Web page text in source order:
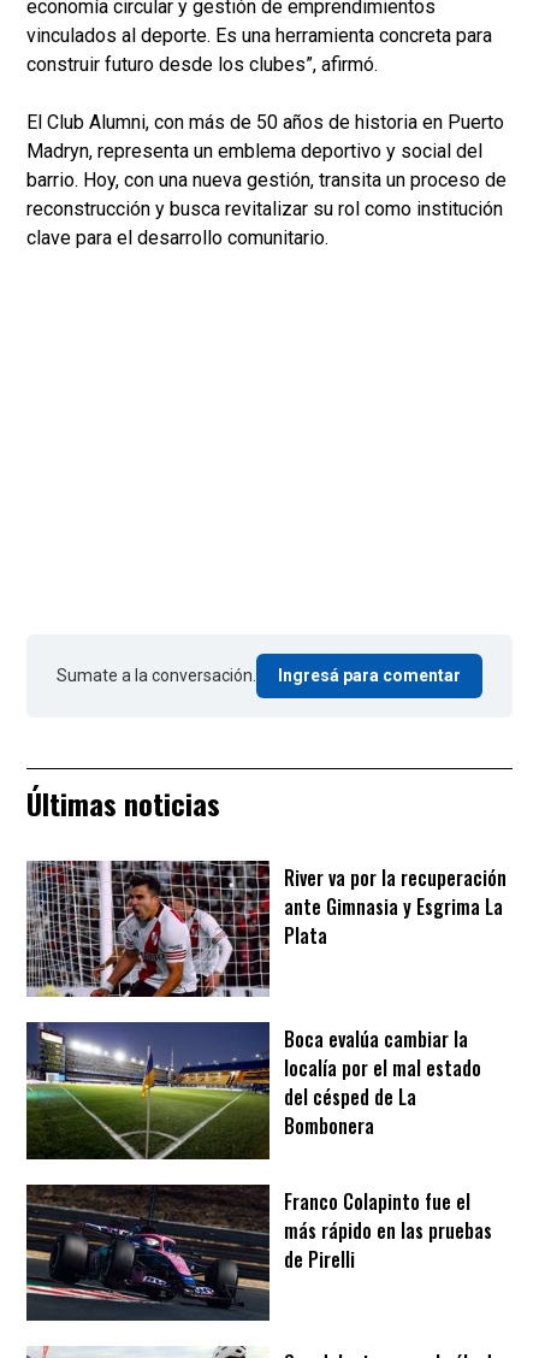
economía circular y gestión de emprendimientos
vinculados al deporte. Es una herramienta concreta para
construir futuro desde los clubes”, afirmó.
El Club Alumni, con más de 50 años de historia en Puerto
Madryn, representa un emblema deportivo y social del
barrio. Hoy, con una nueva gestión, transita un proceso de
reconstrucción y busca revitalizar su rol como institución
clave para el desarrollo comunitario.
Sumate a la conversación. Ingresá para comentar
Últimas noticias
River va por la recuperación
ante Gimnasia y Esgrima La
Plata
Boca evalúa cambiar la
localía por el mal estado
del césped de La
Bombonera
Franco Colapinto fue el
más rápido en las pruebas
de Pirelli